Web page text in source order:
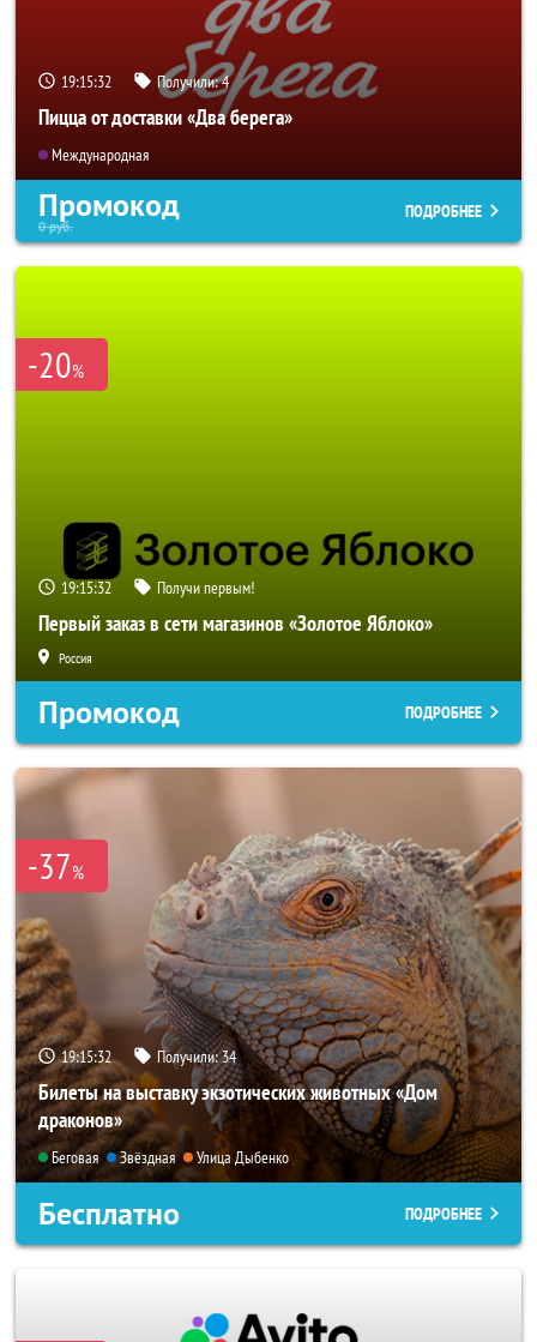
19:15:29 Получили:4
Пицца от доставки «Два берега»
Международная
Промокод
0руб.
ПОДРОБНЕЕ
-20%
19:15:29 Получи первым!
Первый заказ в сети магазинов «Золотое Яблоко»
Россия
Промокод ПОДРОБНЕЕ
-37%
19:15:29 Получили:34
Билеты на выставку экзотических животных «Дом
драконов»
Беговая Звёздная Улица Дыбенко
Бесплатно ПОДРОБНЕЕ